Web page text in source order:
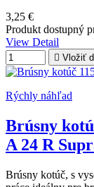
3,25 €
Produkt dostupný
View Detail
 Vložiť
Rýchly náhľad
Brúsny
A 24 R
Brúsny kotúč, s